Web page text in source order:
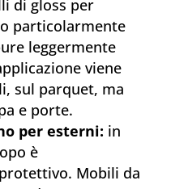
di gloss per
particolarmente
leggermente
viene
sul parquet, ma
e porte.
per esterni: in
è
Mobili da